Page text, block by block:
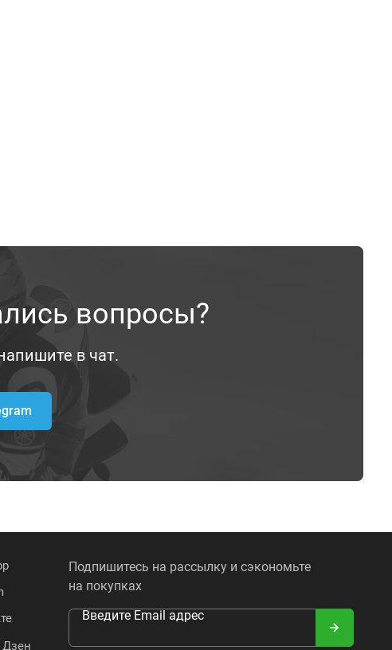
вопросы?
в чат.
Дзен
Подпишитесь на рассылку и сэкономьте
на покупках
Введите Email адрес